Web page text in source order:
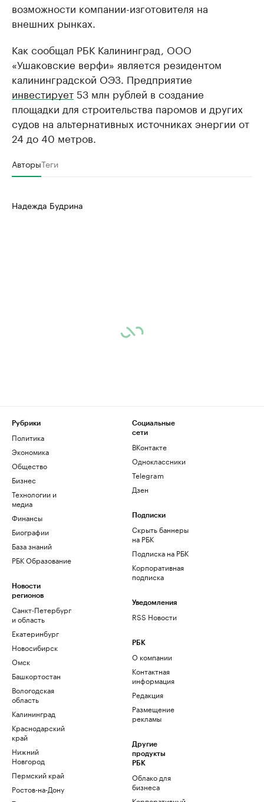
возможности компании-изготовителя на
внешних рынках.
Как сообщал РБК Калининград, ООО
«Ушаковские верфи» является резидентом
калининградской ОЭЗ. Предприятие
инвестирует 53 млн рублей в создание
площадки для строительства паромов и других
судов на альтернативных источниках энергии от
24 до 40 метров.
АвторыТеги
Надежда Будрина
Рубрики
Политика
Экономика
Общество
Бизнес
Технологии и
медиа
Финансы
Биографии
База знаний
РБК Образование
Новости
регионов
Санкт-Петербург
и область
Екатеринбург
Новосибирск
Омск
Башкортостан
Вологодская
область
Калининград
Краснодарский
край
Нижний
Новгород
Пермский край
Ростов-на-Дону
Социальные
сети
ВКонтакте
Одноклассники
Telegram
Дзен
Подписки
Скрыть баннеры
на РБК
Подписка на РБК
Корпоративная
подписка
Уведомления
RSS Новости
РБК
О компании
Контактная
информация
Редакция
Размещение
рекламы
Другие
продукты
РБК
Облако для
бизнеса